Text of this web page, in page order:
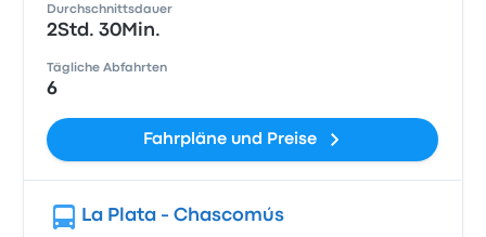
Durchschnittsdauer
2Std. 30Min.
Tägliche Abfahrten
6
Fahrpläne und Preise
La Plata - Chascomús